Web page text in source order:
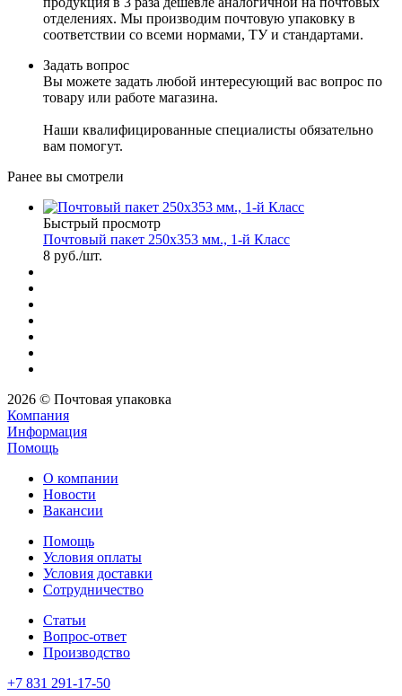
отделениях. Мы производим почтовую упаковку в
соответствии со всеми нормами, ТУ и стандартами.
Задать вопрос
Вы можете задать любой интересующий вас вопрос по
товару или работе магазина.
Наши квалифицированные специалисты обязательно
вам помогут.
Ранее вы смотрели
Быстрый просмотр
Почтовый пакет 250х353 мм., 1-й Класс
8 руб./шт.
2026 © Почтовая упаковка
Компания
Информация
Помощь
О компании
Новости
Вакансии
Помощь
Условия оплаты
Условия доставки
Сотрудничество
Статьи
Вопрос-ответ
Производство
+7 831 291-17-50